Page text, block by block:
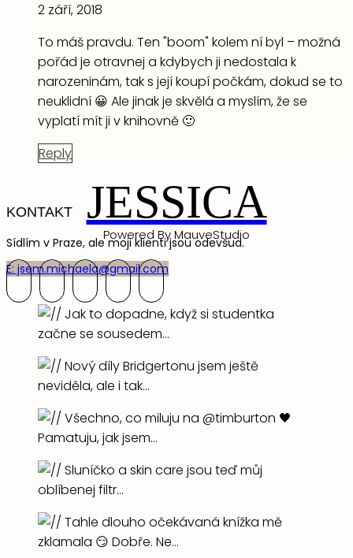
2 září, 2018
To máš pravdu. Ten "boom" kolem ní byl – možná
pořád je otravnej a kdybych ji nedostala k
narozeninám, tak s její koupí počkám, dokud se to
neuklidní 😀 Ale jinak je skvělá a myslím, že se
vyplatí mít ji v knihovně 🙂
Reply
JESSICA
Powered By MauveStudio
KONTAKT
Sídlím v Praze, ale moji klienti jsou odevšud.
E: jsem.michaela@gmail.com